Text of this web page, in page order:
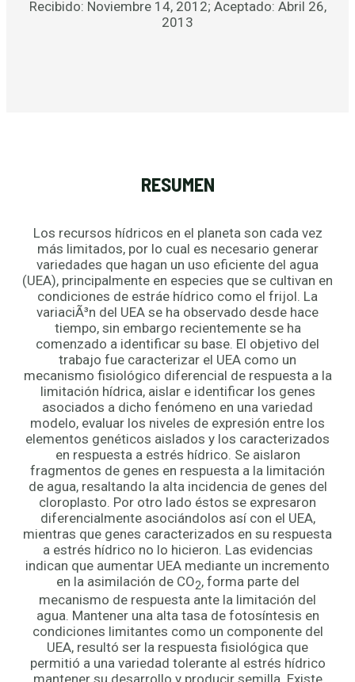
Recibido: Noviembre 14, 2012; Aceptado: Abril 26,
2013
RESUMEN
Los recursos hídricos en el planeta son cada vez
más limitados, por lo cual es necesario generar
variedades que hagan un uso eficiente del agua
(UEA), principalmente en especies que se cultivan en
condiciones de estráe hídrico como el frijol. La
variaciÃ³n del UEA se ha observado desde hace
tiempo, sin embargo recientemente se ha
comenzado a identificar su base. El objetivo del
trabajo fue caracterizar el UEA como un
mecanismo fisiológico diferencial de respuesta a la
limitación hídrica, aislar e identificar los genes
asociados a dicho fenómeno en una variedad
modelo, evaluar los niveles de expresión entre los
elementos genéticos aislados y los caracterizados
en respuesta a estrés hídrico. Se aislaron
fragmentos de genes en respuesta a la limitación
de agua, resaltando la alta incidencia de genes del
cloroplasto. Por otro lado éstos se expresaron
diferencialmente asociándolos así con el UEA,
mientras que genes caracterizados en su respuesta
a estrés hídrico no lo hicieron. Las evidencias
indican que aumentar UEA mediante un incremento
en la asimilación de CO2, forma parte del
mecanismo de respuesta ante la limitación del
agua. Mantener una alta tasa de fotosíntesis en
condiciones limitantes como un componente del
UEA, resultó ser la respuesta fisiológica que
permitió a una variedad tolerante al estrés hídrico
mantener su desarrollo y producir semilla. Existe